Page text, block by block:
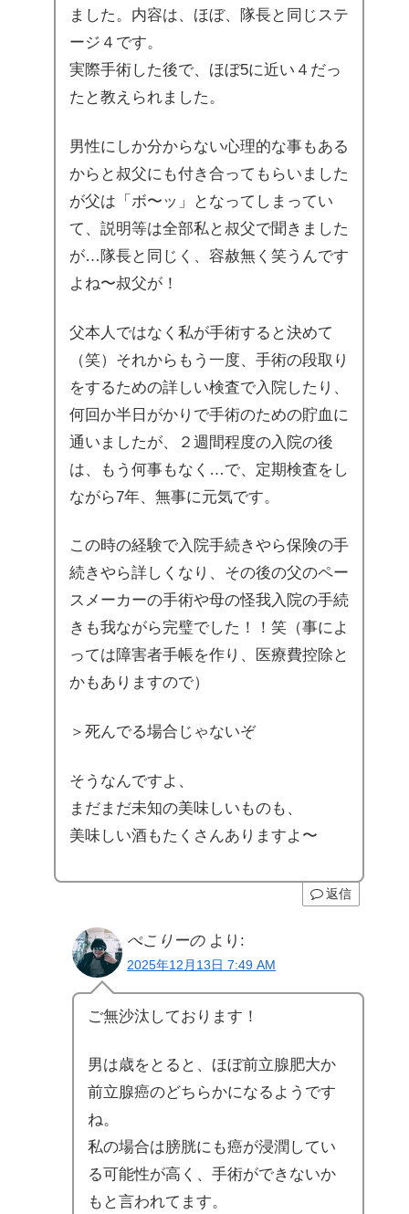
ました。内容は、ほぼ、隊長と同じステ
ージ４です。
実際手術した後で、ほぼ5に近い４だっ
たと教えられました。
男性にしか分からない心理的な事もある
からと叔父にも付き合ってもらいました
が父は「ボ〜ッ」となってしまってい
て、説明等は全部私と叔父で聞きました
が…隊長と同じく、容赦無く笑うんです
よね〜叔父が！
父本人ではなく私が手術すると決めて
（笑）それからもう一度、手術の段取り
をするための詳しい検査で入院したり、
何回か半日がかりで手術のための貯血に
通いましたが、２週間程度の入院の後
は、もう何事もなく…で、定期検査をし
ながら7年、無事に元気です。
この時の経験で入院手続きやら保険の手
続きやら詳しくなり、その後の父のペー
スメーカーの手術や母の怪我入院の手続
きも我ながら完璧でした！！笑（事によ
っては障害者手帳を作り、医療費控除と
かもありますので）
＞死んでる場合じゃないぞ
そうなんですよ、
まだまだ未知の美味しいものも、
美味しい酒もたくさんありますよ〜
返信
ぺこりーの より:
2025年12月13日 7:49 AM
ご無沙汰しております！
男は歳をとると、ほぼ前立腺肥大か
前立腺癌のどちらかになるようです
ね。
私の場合は膀胱にも癌が浸潤してい
る可能性が高く、手術ができないか
もと言われてます。